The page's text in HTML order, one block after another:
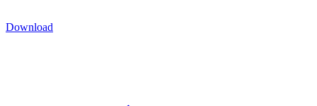
Download